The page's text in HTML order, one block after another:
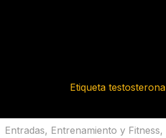
Etiqueta testosterona
Entradas, Entrenamiento y Fitness,